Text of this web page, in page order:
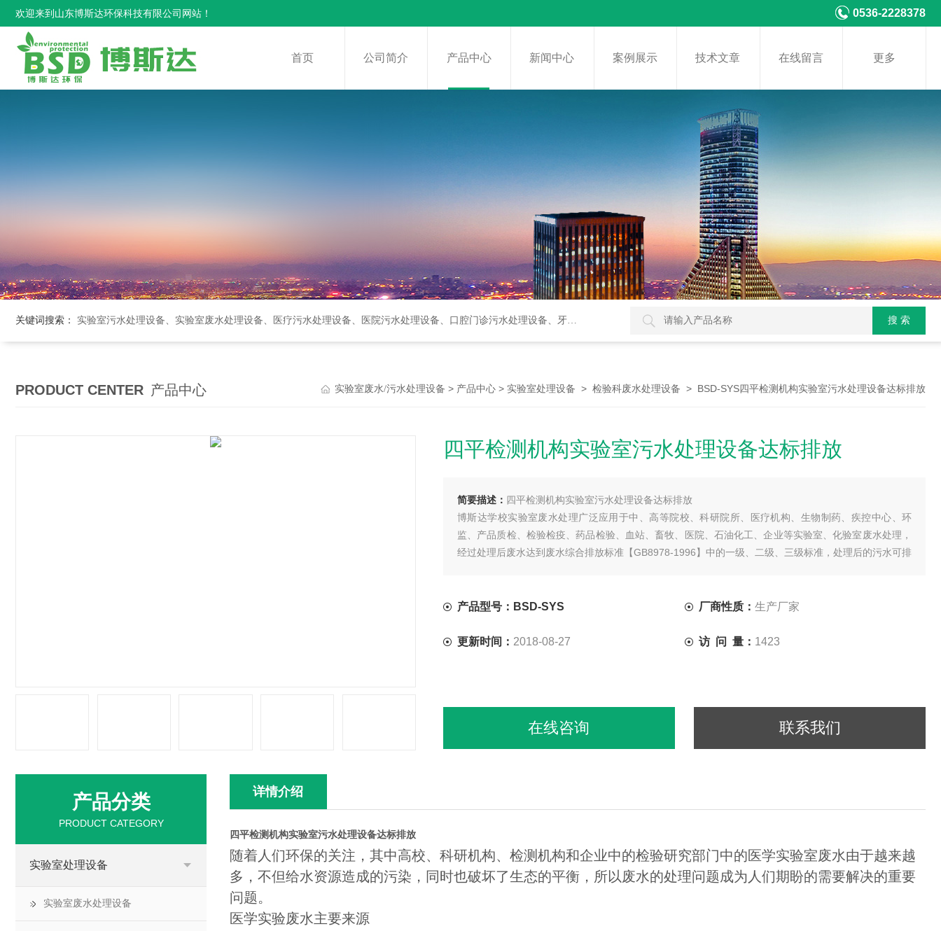
欢迎来到山东博斯达环保科技有限公司网站！ 0536-2228378
首页 公司简介 产品中心 新闻中心 案例展示 技术文章 在线留言 更多
关键词搜索： 实验室污水处理设备、实验室废水处理设备、医疗污水处理设备、医院污水处理设备、口腔门诊污水处理设备、牙科诊所污水处理设备、次氯酸发生器
PRODUCT CENTER 产品中心 实验室废水/污水处理设备 > 产品中心 > 实验室处理设备 > 检验科废水处理设备 > BSD-SYS四平检测机构实验室污水处理设备达标排放
四平检测机构实验室污水处理设备达标排放
简要描述： 四平检测机构实验室污水处理设备达标排放
博斯达学校实验室废水处理广泛应用于中、高等院校、科研院所、医疗机构、生物制药、疾控中心、环
监、产品质检、检验检疫、药品检验、血站、畜牧、医院、石油化工、企业等实验室、化验室废水处理，
经过处理后废水达到废水综合排放标准【GB8978-1996】中的一级、二级、三级标准，处理后的污水可排
产品型号：BSD-SYS 厂商性质： 生产厂家
更新时间： 2018-08-27 访 问 量： 1423
在线咨询 联系我们
详情介绍
四平检测机构实验室污水处理设备达标排放
随着人们环保的关注，其中高校、科研机构、检测机构和企业中的检验研究部门中的医学实验室废水由于越来越
多，不但给水资源造成的污染，同时也破坏了生态的平衡，所以废水的处理问题成为人们期盼的需要解决的重要
问题。
医学实验废水主要来源
产品分类
PRODUCT CATEGORY
实验室处理设备
实验室废水处理设备